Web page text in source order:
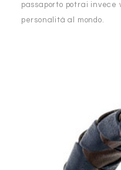
passaporto potrai invece
personalità al mondo.